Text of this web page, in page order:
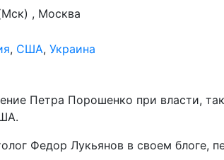
, Москва
, США, Украина
Петра Порошенко при власти,
Федор Лукьянов в своем блоге,